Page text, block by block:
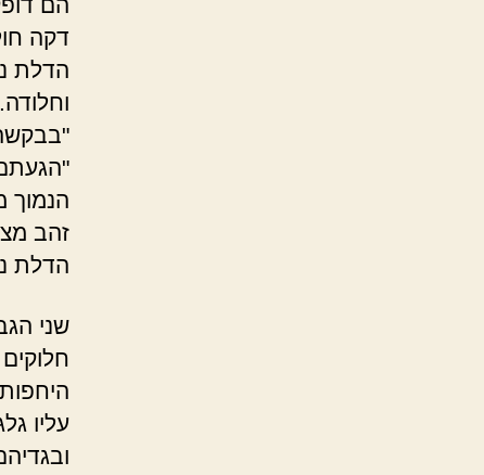
דקה
הדלת
הנמוך
זהב
הדלת
שני
עליו